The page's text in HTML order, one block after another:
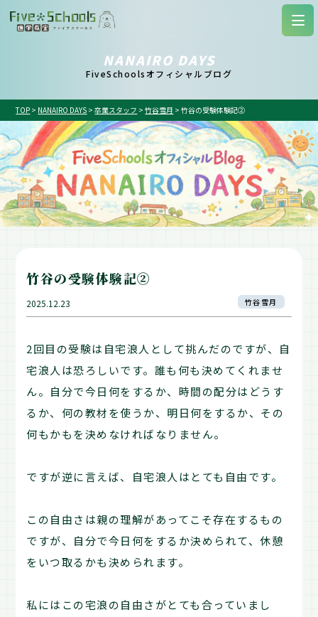
NANAIRO DAYS
FiveSchoolsオフィシャルブログ
TOP > NANAIRO DAYS >卒業スタッフ >竹谷雪月 >竹谷の受験体験記②
竹谷の受験体験記②
2025.12.23 竹谷雪月
2回目の受験は自宅浪人として挑んだのですが、自
宅浪人は恐ろしいです。誰も何も決めてくれませ
ん。自分で今日何をするか、時間の配分はどうす
るか、何の教材を使うか、明日何をするか、その
何もかもを決めなければなりません。
ですが逆に言えば、自宅浪人はとても自由です。
この自由さは親の理解があってこそ存在するもの
ですが、自分で今日何をするか決められて、休憩
をいつ取るかも決められます。
私にはこの宅浪の自由さがとても合っていまし